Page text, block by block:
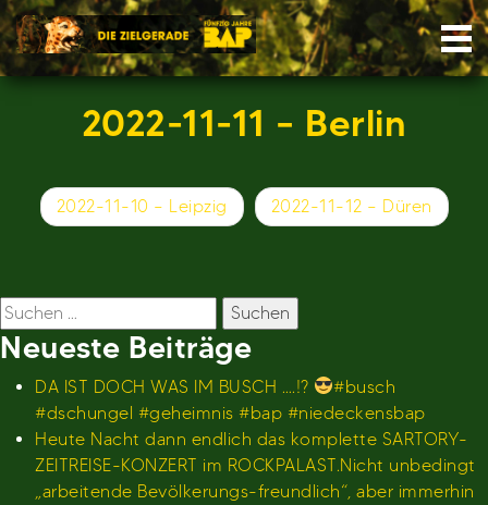
Skip
to
content
2022-11-11 – Berlin
Beitragsnavigation
2022-11-10 – Leipzig 2022-11-12 – Düren
Suchen
nach:
Neueste Beiträge
DA IST DOCH WAS IM BUSCH ….!?
#busch
#dschungel #geheimnis #bap #niedeckensbap
Heute Nacht dann endlich das komplette SARTORY-
ZEITREISE-KONZERT im ROCKPALAST.Nicht unbedingt
„arbeitende Bevölkerungs-freundlich“, aber immerhin